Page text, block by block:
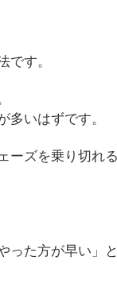
です。
いはずです。
ーズを乗り切れ
った方が早い」